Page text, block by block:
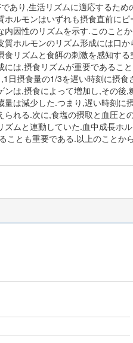
あり,生活リズムに適応するため
ルモンはいずれも摂食直前にピ
因性のリズムを示す.このこと
ホルモンのリズム形成には口か
リズムと食餌の刺激を感知する
は,摂食リズムが重要であるこ
日摂食量の1/3を遅い時刻に摂食
は,摂食によって増加し,その後,
は減少した.つまり,遅い時刻に
れる.次に,食塩の摂取と血圧と
ムと連動していた.血中成長ホ
ことも重要である.以上のことか